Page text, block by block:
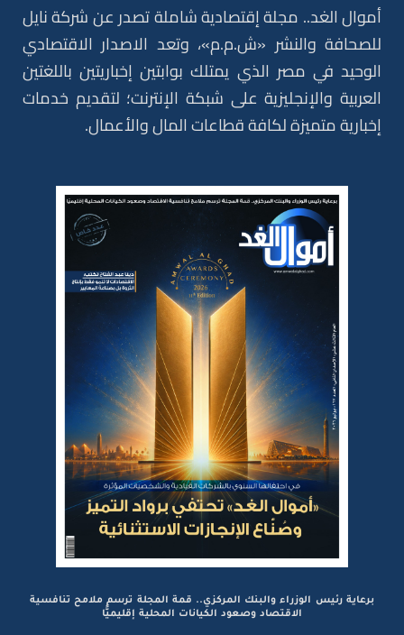
أموال الغد.. مجلة إقتصادية شاملة تصدر عن شركة نايل
للصحافة والنشر «ش.م.م»، وتعد الاصدار الاقتصادي
الوحيد في مصر الذي يمتلك بوابتين إخباريتين باللغتين
العربية والإنجليزية على شبكة الإنترنت؛ لتقديم خدمات
إخبارية متميزة لكافة قطاعات المال والأعمال.
برعاية رئيس الوزراء والبنك المركزي.. قمة المجلة ترسم ملامح تنافسية
الاقتصاد وصعود الكيانات المحلية إقليميًّا